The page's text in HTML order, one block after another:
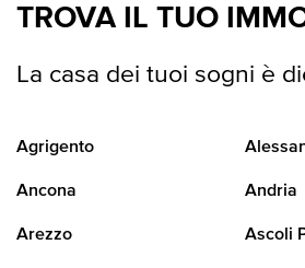
TROVA IL TUO
La casa dei tuoi sogni è
Agrigento
Ancona Andria
Arezzo Ascoli